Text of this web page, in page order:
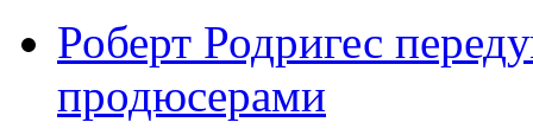
Роберт Родригес
продюсерами